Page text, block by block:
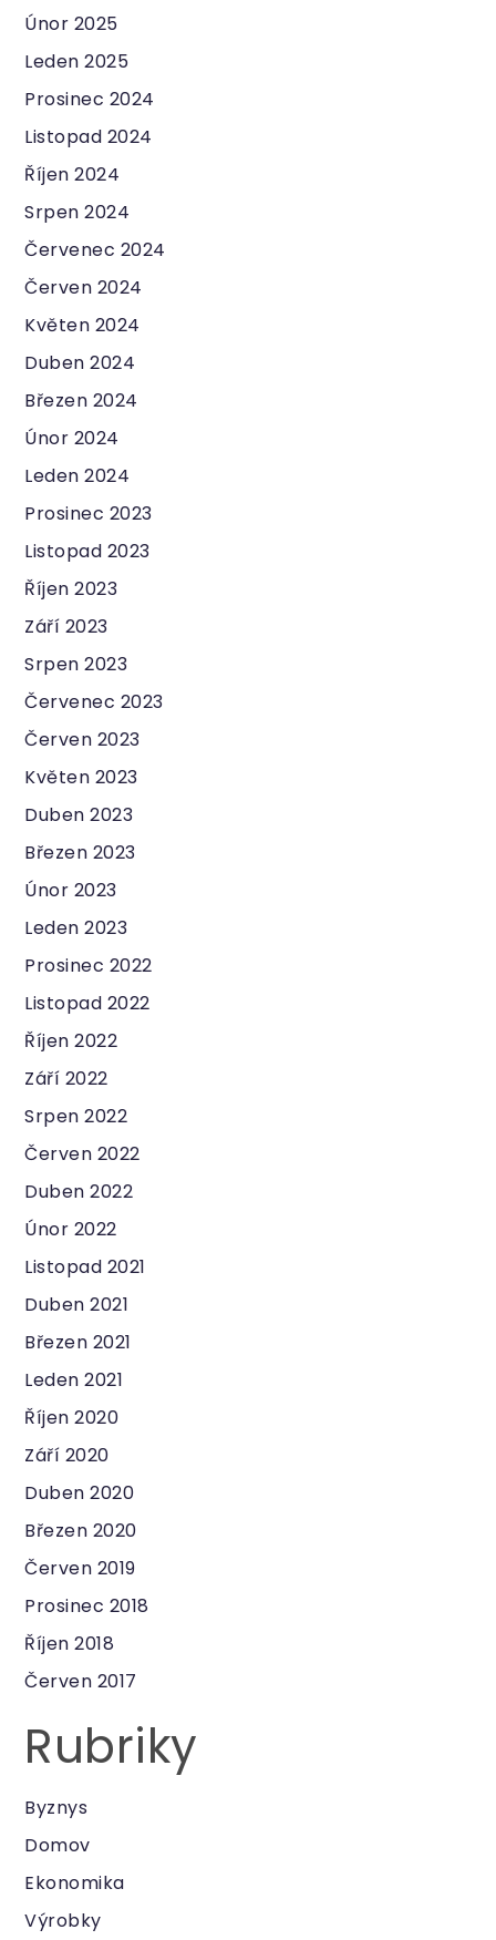
Únor 2025
Leden 2025
Prosinec 2024
Listopad 2024
Říjen 2024
Srpen 2024
Červenec 2024
Červen 2024
Květen 2024
Duben 2024
Březen 2024
Únor 2024
Leden 2024
Prosinec 2023
Listopad 2023
Říjen 2023
Září 2023
Srpen 2023
Červenec 2023
Červen 2023
Květen 2023
Duben 2023
Březen 2023
Únor 2023
Leden 2023
Prosinec 2022
Listopad 2022
Říjen 2022
Září 2022
Srpen 2022
Červen 2022
Duben 2022
Únor 2022
Listopad 2021
Duben 2021
Březen 2021
Leden 2021
Říjen 2020
Září 2020
Duben 2020
Březen 2020
Červen 2019
Prosinec 2018
Říjen 2018
Červen 2017
Rubriky
Byznys
Domov
Ekonomika
Výrobky